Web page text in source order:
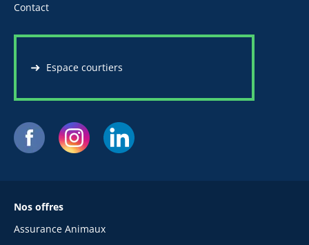
Contact
Espace courtiers
Nos offres
Assurance Animaux